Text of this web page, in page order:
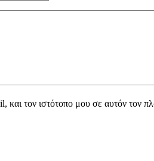
τον ιστότοπο μου σε αυτόν τον